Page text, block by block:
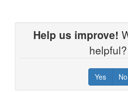
Help us improve!
helpful?
Yes No